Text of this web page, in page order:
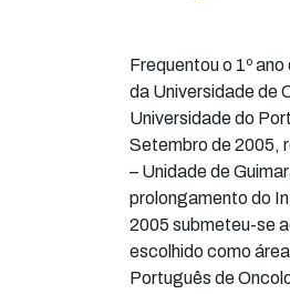
Frequentou o 1º
da Universidade de
Universidade do
Setembro de 2005,
– Unidade de
prolongamento do
2005 submeteu-se
escolhido como
Português de